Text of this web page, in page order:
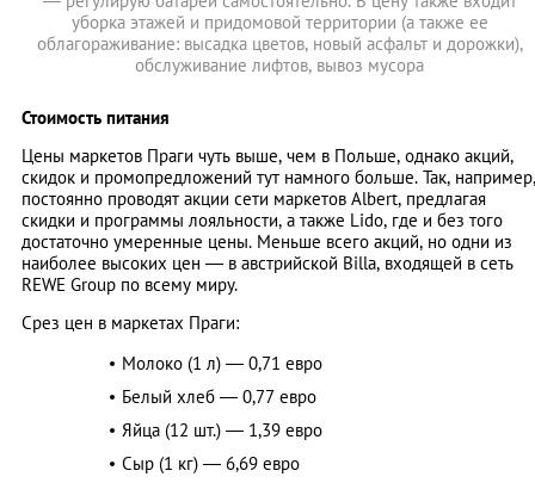
уборка этажей и придомовой территории (а также ее
облагораживание: высадка цветов, новый асфальт и дорожки),
обслуживание лифтов, вывоз мусора
Стоимость питания
Цены маркетов Праги чуть выше, чем в Польше, однако акций,
скидок и промопредложений тут намного больше. Так, например,
постоянно проводят акции сети маркетов Albert, предлагая
скидки и программы лояльности, а также Lido, где и без того
достаточно умеренные цены. Меньше всего акций, но одни из
наиболее высоких цен — в австрийской Billa, входящей в сеть
REWE Group по всему миру.
Срез цен в маркетах Праги:
Молоко (1 л) — 0,71 евро
Белый хлеб — 0,77 евро
Яйца (12 шт.) — 1,39 евро
Сыр (1 кг) — 6,69 евро